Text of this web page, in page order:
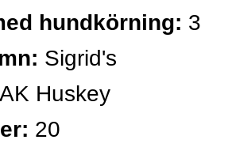
hundkörning: 3
Sigrid's
AK Huskey
20